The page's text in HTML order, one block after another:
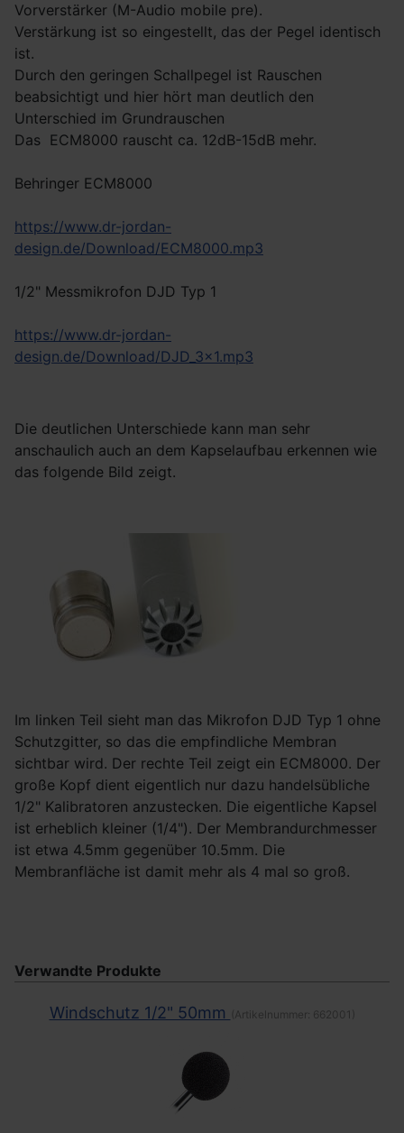
Vorverstärker (M-Audio mobile pre).
Verstärkung ist so eingestellt, das der Pegel identisch
ist.
Durch den geringen Schallpegel ist Rauschen
beabsichtigt und hier hört man deutlich den
Unterschied im Grundrauschen
Das ECM8000 rauscht ca. 12dB-15dB mehr.
Behringer ECM8000
https://www.dr-jordan-
design.de/Download/ECM8000.mp3
1/2" Messmikrofon DJD Typ 1
https://www.dr-jordan-
design.de/Download/DJD_3x1.mp3
Die deutlichen Unterschiede kann man sehr
anschaulich auch an dem Kapselaufbau erkennen wie
das folgende Bild zeigt.
Im linken Teil sieht man das Mikrofon DJD Typ 1 ohne
Schutzgitter, so das die empfindliche Membran
sichtbar wird. Der rechte Teil zeigt ein ECM8000. Der
große Kopf dient eigentlich nur dazu handelsübliche
1/2" Kalibratoren anzustecken. Die eigentliche Kapsel
ist erheblich kleiner (1/4"). Der Membrandurchmesser
ist etwa 4.5mm gegenüber 10.5mm. Die
Membranfläche ist damit mehr als 4 mal so groß.
Verwandte Produkte
Windschutz 1/2" 50mm (Artikelnummer: 662001 )